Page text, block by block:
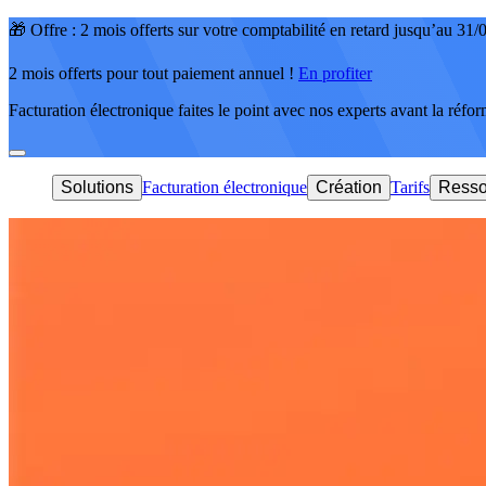
🎁 Offre : 2 mois offerts sur votre comptabilité en retard jusqu’au 31/
2 mois offerts pour tout paiement annuel ! En profiter
Facturation électronique faites le point avec nos experts avant la
Solutions Facturation électronique Création Tarifs